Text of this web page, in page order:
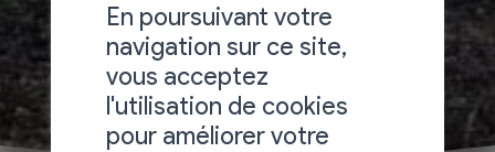
En poursuivant votre
navigation sur ce site,
vous acceptez
l'utilisation de cookies
pour améliorer votre